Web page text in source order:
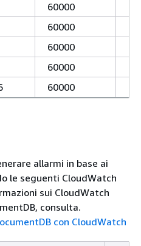
60000
60000
60000
60000
60000
allarmi in base ai
le seguenti CloudWatch
sui CloudWatch
consulta.
con CloudWatch